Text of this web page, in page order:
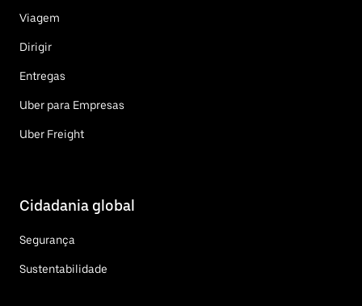
Viagem
Dirigir
Entregas
Uber para Empresas
Uber Freight
Cidadania global
Segurança
Sustentabilidade